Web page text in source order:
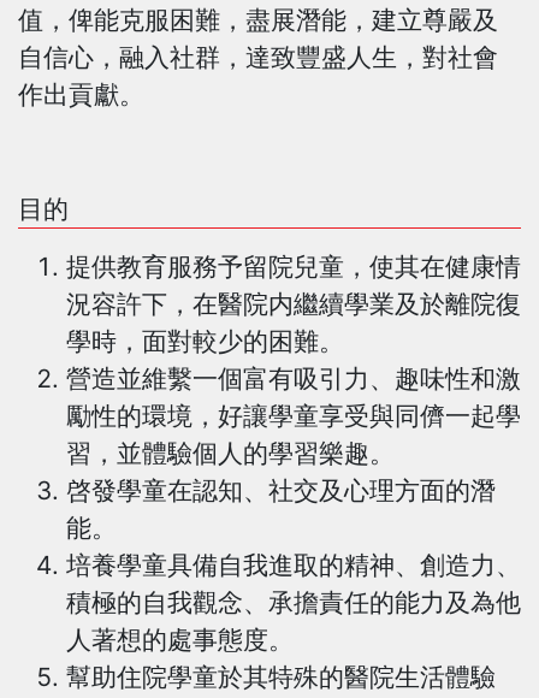
值，俾能克服困難，盡展潛能，建立尊嚴及
自信心，融入社群，達致豐盛人生，對社會
作出貢獻。
目的
提供教育服務予留院兒童，使其在健康情
況容許下，在醫院内繼續學業及於離院復
學時，面對較少的困難。
營造並維繫一個富有吸引力、趣味性和激
勵性的環境，好讓學童享受與同儕一起學
習，並體驗個人的學習樂趣。
啓發學童在認知、社交及心理方面的潛
能。
培養學童具備自我進取的精神、創造力、
積極的自我觀念、承擔責任的能力及為他
人著想的處事態度。
幫助住院學童於其特殊的醫院生活體驗